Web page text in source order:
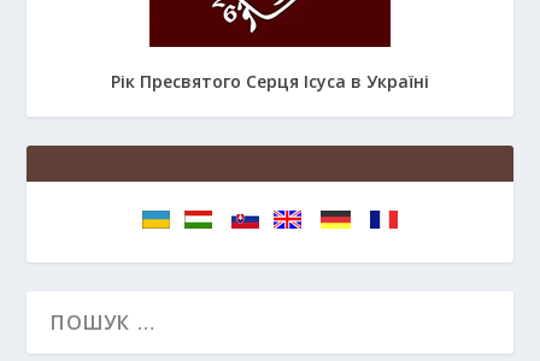
Рік Пресвятого Серця Ісуса в Україні